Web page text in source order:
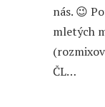
nás. 😉
mletých
ČL…